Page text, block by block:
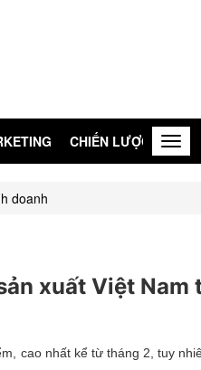
CHIẾN LƯỢC
doanh
xuất Việt
cao nhất kể từ tháng 2, tuy